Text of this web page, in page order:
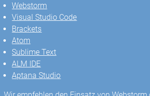
Webstorm
Visual Studio Code
Brackets
Atom
Sublime Text
ALM IDE
Aptana Studio